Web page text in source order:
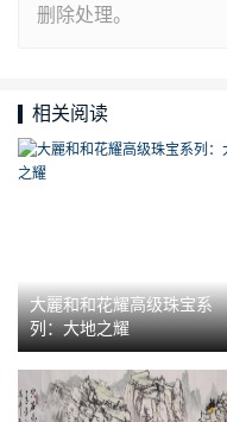
删除处理。
相关阅读
大麗和和花耀高级珠宝系
列：大地之耀